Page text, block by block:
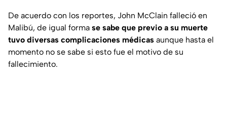
De acuerdo con los reportes, John McClain falleció en
Malibú, de igual forma se sabe que previo a su muerte
tuvo diversas complicaciones médicas aunque hasta el
momento no se sabe si esto fue el motivo de su
fallecimiento.